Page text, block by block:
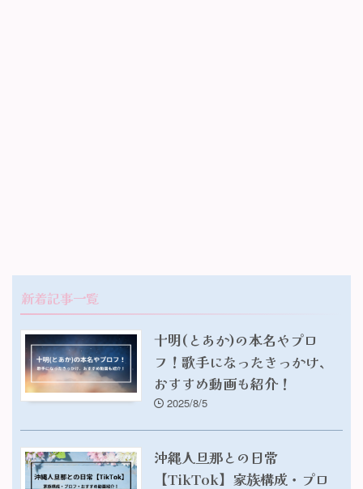
新着記事一覧
十明(とあか)の本名やプロ
フ！歌手になったきっかけ、
おすすめ動画も紹介！
2025/8/5
沖縄人旦那との日常
【TikTok】家族構成・プロ